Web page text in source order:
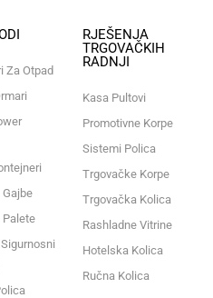
Za Otpad
RJEŠENJA
TRGOVAČKIH
RADNJI
Kasa Pultovi
Promotivne Korpe
Sistemi Polica
Trgovačke Korpe
Trgovačka Kolica
Rashladne Vitrine
Hotelska Kolica
Ručna Kolica